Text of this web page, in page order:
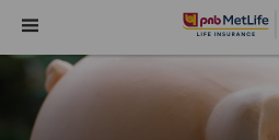
Navigation